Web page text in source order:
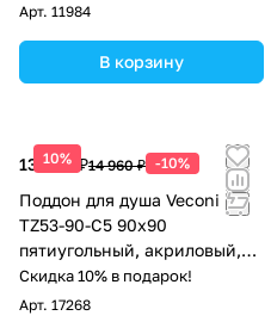
Арт. 11984
В корзину
10%
13 464 ₽14 960 ₽ -10%
Поддон для душа Veconi
TZ53-90-C5 90х90
пятиугольный, акриловый,
белый
Скидка 10% в подарок!
Арт. 17268